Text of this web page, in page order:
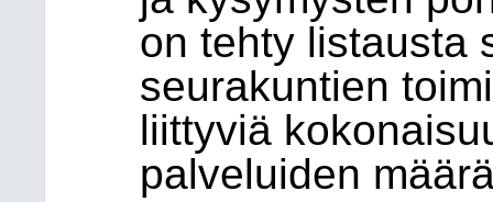
on tehty listausta
seurakuntien
liittyviä
palveluiden